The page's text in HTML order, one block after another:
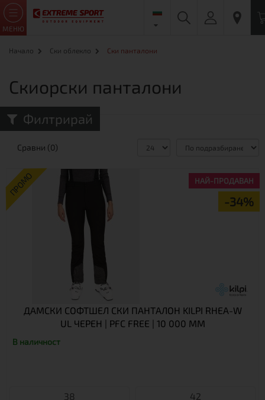
МЕНЮ
Начало Ски облекло Ски панталони
Филтрирай
Скиорски панталони
Сравни (0)
ПРОМО
-34%
НАЙ-ПРОДАВАН
ДАМСКИ СОФТШЕЛ СКИ ПАНТАЛОН KILPI RHEA-W
UL ЧЕРЕН | PFC FREE | 10 000 ММ
В наличност
38 42